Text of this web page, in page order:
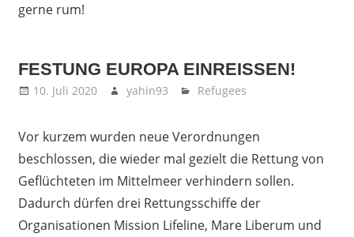
gerne rum!
FESTUNG EUROPA EINREISSEN!
10. Juli 2020 yahin93 Refugees
Vor kurzem wurden neue Verordnungen
beschlossen, die wieder mal gezielt die Rettung von
Geflüchteten im Mittelmeer verhindern sollen.
Dadurch dürfen drei Rettungsschiffe der
Organisationen Mission Lifeline, Mare Liberum und